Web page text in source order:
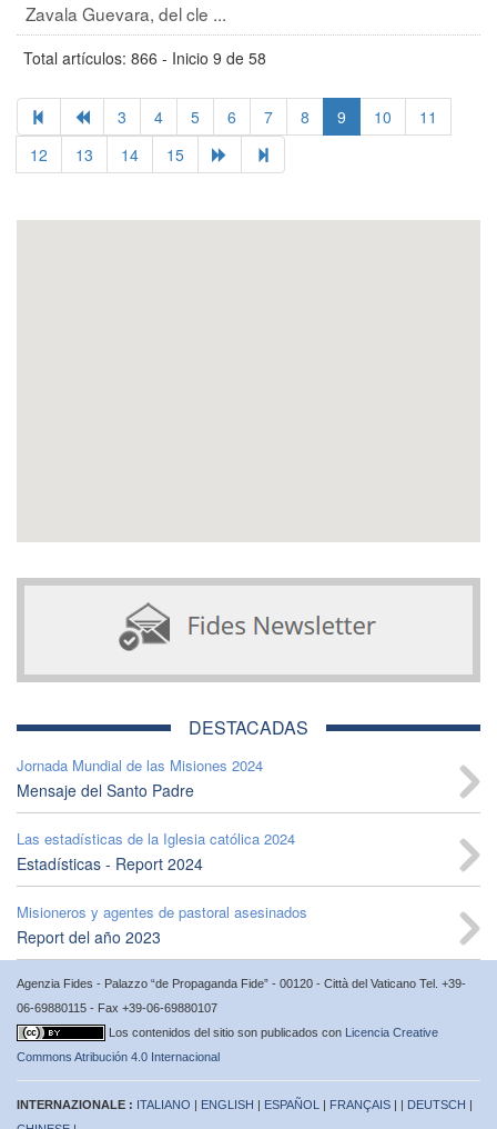
Zavala Guevara, del cle ...
Total artículos: 866 - Inicio 9 de 58
3 4 5 6 7 8 9 10
11
12
13 14 15
DESTACADAS
Jornada Mundial de las Misiones 2024
Mensaje del Santo Padre
Las estadísticas de la Iglesia católica 2024
Estadísticas - Report 2024
Misioneros y agentes de pastoral asesinados
Report del año 2023
Agenzia Fides - Palazzo “de Propaganda Fide” - 00120 - Città del Vaticano Tel. +39-
06-69880115 - Fax +39-06-69880107
Los contenidos del sitio son publicados con Licencia Creative
Commons Atribución 4.0 Internacional
INTERNAZIONALE : ITALIANO | ENGLISH | ESPAÑOL | FRANÇAIS | | DEUTSCH |